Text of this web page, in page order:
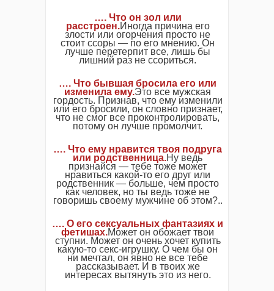
…. Что он зол или
расстроен.Иногда причина его
злости или огорчения просто не
стоит ссоры — по его мнению. Он
лучше перетерпит все, лишь бы
лишний раз не ссориться.
…. Что бывшая бросила его или
изменила ему.Это все мужская
гордость. Признав, что ему изменили
или его бросили, он словно признает,
что не смог все проконтролировать,
потому он лучше промолчит.
…. Что ему нравится твоя подруга
или родственница.Ну ведь
признайся — тебе тоже может
нравиться какой-то его друг или
родственник — больше, чем просто
как человек, но ты ведь тоже не
говоришь своему мужчине об этом?..
…. О его cекcуальных фантазиях и
фетишах.Может он обожает твои
ступни. Может он очень хочет купить
какую-то cекc-игрушку. О чем бы он
ни мечтал, он явно не все тебе
рассказывает. И в твоих же
интересах вытянуть это из него.